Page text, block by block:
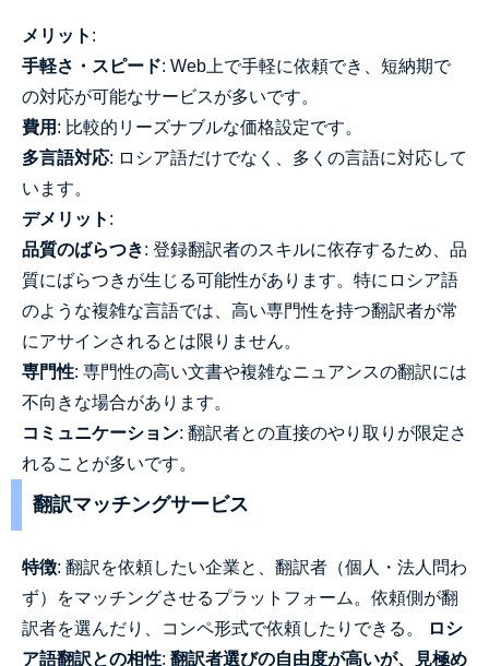
メリット :
手軽さ・スピード: Web上で手軽に依頼でき、短納期で
の対応が可能なサービスが多いです。
費用 : 比較的リーズナブルな価格設定です。
多言語対応: ロシア語だけでなく、多くの言語に対応して
います。
デメリット :
品質のばらつき: 登録翻訳者のスキルに依存するため、品
質にばらつきが生じる可能性があります。特にロシア語
のような複雑な言語では、高い専門性を持つ翻訳者が常
にアサインされるとは限りません。
専門性: 専門性の高い文書や複雑なニュアンスの翻訳には
不向きな場合があります。
コミュニケーション: 翻訳者との直接のやり取りが限定さ
れることが多いです。
翻訳マッチングサービス
特徴: 翻訳を依頼したい企業と、翻訳者（個人・法人問わ
ず）をマッチングさせるプラットフォーム。依頼側が翻
訳者を選んだり、コンペ形式で依頼したりできる。
ロシ
ア語翻訳との相性: 翻訳者選びの自由度が高いが、見極め